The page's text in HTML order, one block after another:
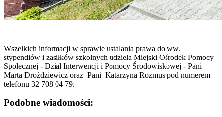
Wszelkich informacji w sprawie ustalania prawa do ww.
stypendiów i zasiłków szkolnych udziela Miejski Ośrodek Pomocy
Społecznej - Dział Interwencji i Pomocy Środowiskowej - Pani
Marta Droździewicz oraz Pani Katarzyna Rozmus pod numerem
telefonu 32 708 04 79.
Podobne wiadomości: